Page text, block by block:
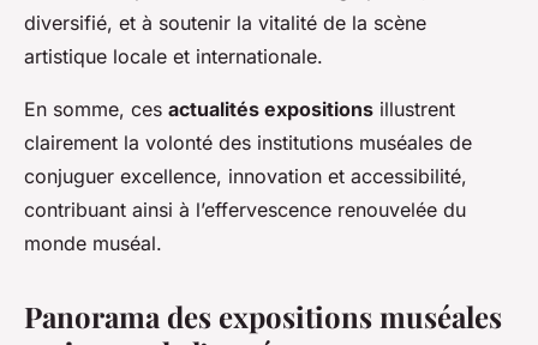
diversifié, et à soutenir la vitalité de la scène
artistique locale et internationale.
En somme, ces actualités expositions illustrent
clairement la volonté des institutions muséales de
conjuguer excellence, innovation et accessibilité,
contribuant ainsi à l’effervescence renouvelée du
monde muséal.
Panorama des expositions muséales